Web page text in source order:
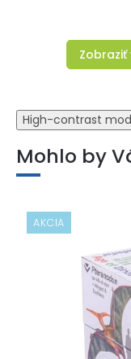
High-contrast
Mohlo by
AKCIA